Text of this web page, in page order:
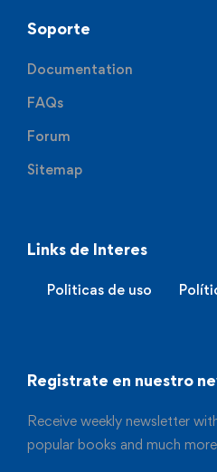
Soporte
Documentation
FAQs
Forum
Sitemap
Links de Interes
Politicas de uso
Registrate en nuestro
Receive weekly newsletter
popular books and much